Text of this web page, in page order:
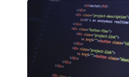
ПОЛЕЗНЫХ
ДЛЯ
РАБОТЫ